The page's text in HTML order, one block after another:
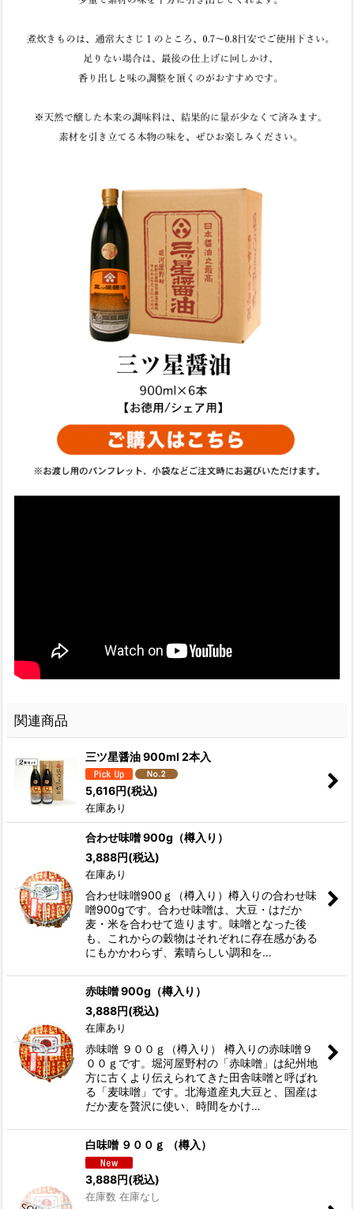
関連商品
三ツ星醤油 900ml 2本入
5,616円(税込)
在庫あり
合わせ味噌 900g（樽入り）
3,888円(税込)
在庫あり
合わせ味噌900ｇ（樽入り）樽入りの合わせ味
噌900gです。合わせ味噌は、大豆・はだか
麦・米を合わせて造ります。味噌となった後
も、これからの穀物はそれぞれに存在感がある
にもかかわらず、素晴らしい調和を…
赤味噌 900g（樽入り）
3,888円(税込)
在庫あり
赤味噌 ９００ｇ（樽入り） 樽入りの赤味噌９
００ｇです。堀河屋野村の「赤味噌」は紀州地
方に古くより伝えられてきた田舎味噌と呼ばれ
る「麦味噌」です。北海道産丸大豆と、国産は
だか麦を贅沢に使い、時間をかけ…
白味噌 ９００ｇ （樽入）
3,888円(税込)
在庫数 在庫なし